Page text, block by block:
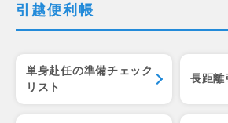
引越便利帳
単身赴任の準備チェック
リスト
長距離